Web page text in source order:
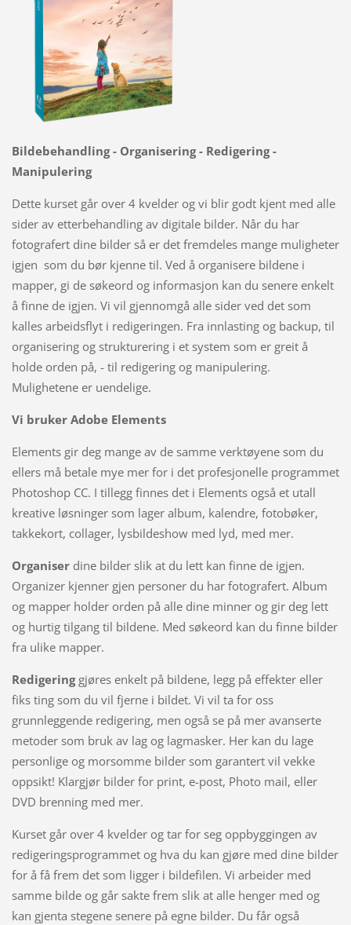
Bildebehandling - Organisering - Redigering -
Manipulering
Dette kurset går over 4 kvelder og vi blir godt kjent med alle
sider av etterbehandling av digitale bilder. Når du har
fotografert dine bilder så er det fremdeles mange muligheter
igjen som du bør kjenne til. Ved å organisere bildene i
mapper, gi de søkeord og informasjon kan du senere enkelt
å finne de igjen. Vi vil gjennomgå alle sider ved det som
kalles arbeidsflyt i redigeringen. Fra innlasting og backup, til
organisering og strukturering i et system som er greit å
holde orden på, - til redigering og manipulering.
Mulighetene er uendelige.
Vi bruker Adobe Elements
Elements gir deg mange av de samme verktøyene som du
ellers må betale mye mer for i det profesjonelle programmet
Photoshop CC. I tillegg finnes det i Elements også et utall
kreative løsninger som lager album, kalendre, fotobøker,
takkekort, collager, lysbildeshow med lyd, med mer.
Organiserdine bilder slik at du lett kan finne de igjen.
Organizer kjenner gjen personer du har fotografert. Album
og mapper holder orden på alle dine minner og gir deg lett
og hurtig tilgang til bildene. Med søkeord kan du finne bilder
fra ulike mapper.
Redigeringgjøres enkelt på bildene, legg på effekter eller
fiks ting som du vil fjerne i bildet. Vi vil ta for oss
grunnleggende redigering, men også se på mer avanserte
metoder som bruk av lag og lagmasker. Her kan du lage
personlige og morsomme bilder som garantert vil vekke
oppsikt! Klargjør bilder for print, e-post, Photo mail, eller
DVD brenning med mer.
Kurset går over 4 kvelder og tar for seg oppbyggingen av
redigeringsprogrammet og hva du kan gjøre med dine bilder
for å få frem det som ligger i bildefilen. Vi arbeider med
samme bilde og går sakte frem slik at alle henger med og
kan gjenta stegene senere på egne bilder. Du får også